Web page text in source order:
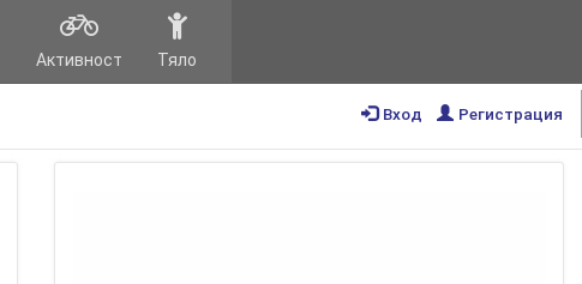
Активност Тяло
Регистрация
Вход